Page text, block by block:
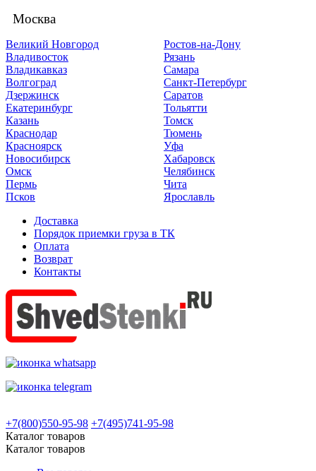
Москва
Великий Новгород
Владивосток
Владикавказ
Волгоград
Дзержинск
Екатеринбург
Казань
Краснодар
Красноярск
Новосибирск
Омск
Пермь
Псков
Ростов-на-Дону
Рязань
Самара
Санкт-Петербург
Саратов
Тольятти
Томск
Тюмень
Уфа
Хабаровск
Челябинск
Чита
Ярославль
Доставка
Порядок приемки груза в ТК
Оплата
Возврат
Контакты
+7(800)550-95-98 +7(495)741-95-98
Каталог товаров
Каталог товаров